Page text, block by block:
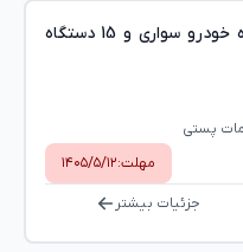
مناقصه اجاره 375 دستگاه خودرو سواری و 15 دستگاه
پستی
مهلت:۱۴۰۵/۵/۱۲
جزئیات بیشتر